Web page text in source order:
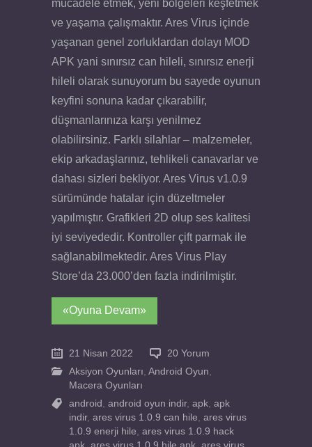
mücadele etmek, yeni bölgeleri keşfetmek
ve yaşama çalışmaktır. Ares Virus içinde
yaşanan genel zorluklardan dolayı MOD
APK yani sınırsız can hileli, sınırsız enerji
hileli olarak sunuyorum bu sayede oyunun
keyfini sonuna kadar çıkarabilir,
düşmanlarınıza karşı yenilmez
olabilirsiniz. Farklı silahlar – malzemeler,
ekip arkadaşlarınız, tehlikeli canavarlar ve
dahası sizleri bekliyor. Ares Virus v1.0.9
sürümünde hatalar için düzeltmeler
yapılmıştır. Grafikleri 2D olup ses kalitesi
iyi seviyededir. Kontroller çift parmak ile
sağlanabilmektedir. Ares Virus Play
Store’da 23.000’den fazla indirilmiştir.
«Oyuna Devam»
21 Nisan 2022
20 Yorum
Aksiyon Oyunları, Android Oyun,
Macera Oyunları
android , android oyun indir, apk, apk
indir, ares virus 1.0.9 can hile, ares virus
1.0.9 enerji hile, ares virus 1.0.9 hack